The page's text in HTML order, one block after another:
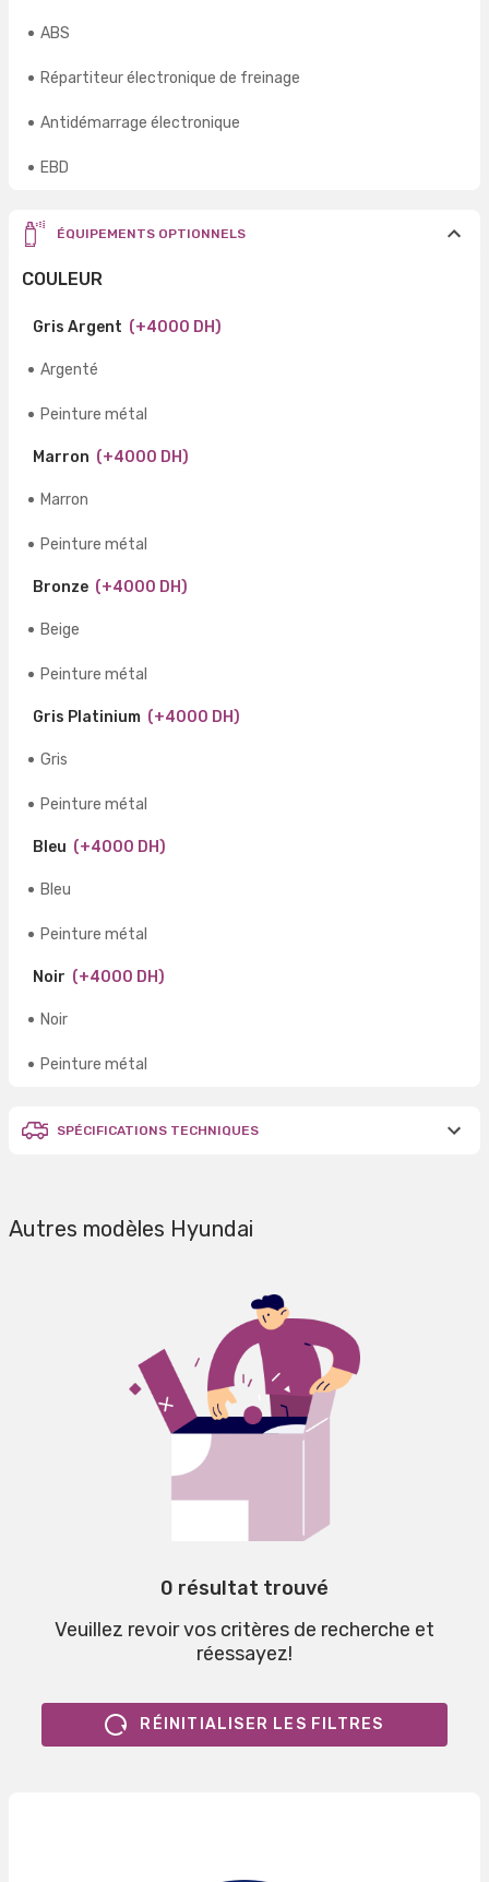
ABS
Répartiteur électronique de freinage
Antidémarrage électronique
EBD
ÉQUIPEMENTS OPTIONNELS
COULEUR
Gris Argent (+4000 DH)
Argenté
Peinture métal
Marron (+4000 DH)
Marron
Peinture métal
Bronze (+4000 DH)
Beige
Peinture métal
Gris Platinium (+4000 DH)
Gris
Peinture métal
Bleu (+4000 DH)
Bleu
Peinture métal
Noir (+4000 DH)
Noir
Peinture métal
SPÉCIFICATIONS TECHNIQUES
Autres modèles Hyundai
0 résultat trouvé
Veuillez revoir vos critères de recherche et
réessayez!
RÉINITIALISER LES FILTRES